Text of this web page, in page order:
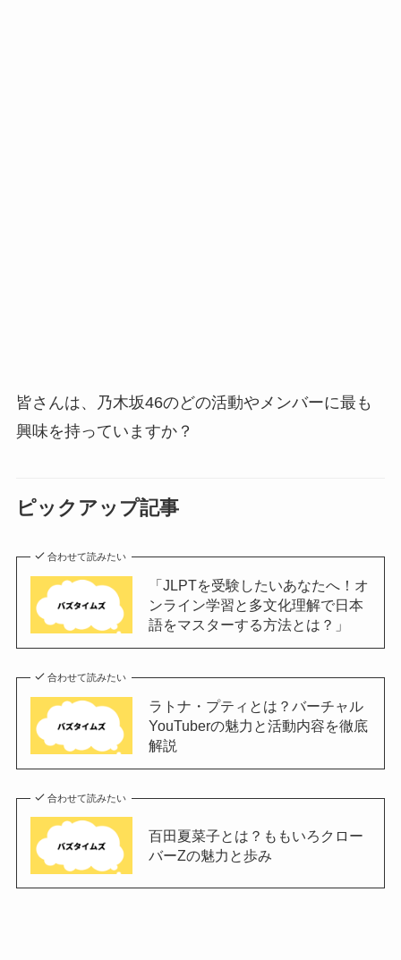
皆さんは、乃木坂46のどの活動やメンバーに最も
興味を持っていますか？
ピックアップ記事
合わせて読みたい
「JLPTを受験したいあなたへ！オ
ンライン学習と多文化理解で日本
語をマスターする方法とは？」
合わせて読みたい
ラトナ・プティとは？バーチャル
YouTuberの魅力と活動内容を徹底
解説
合わせて読みたい
百田夏菜子とは？ももいろクロー
バーZの魅力と歩み